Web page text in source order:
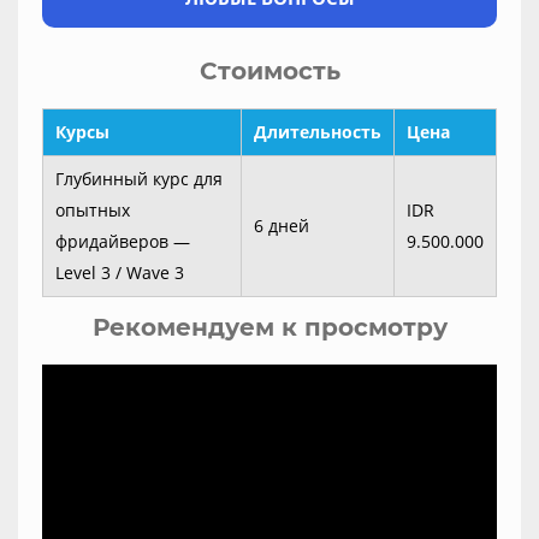
Стоимость
Курсы Длительность Цена
Глубинный курс для
опытных
фридайверов —
Level 3 / Wave 3
6 дней
IDR
9.500.000
Рекомендуем к просмотру